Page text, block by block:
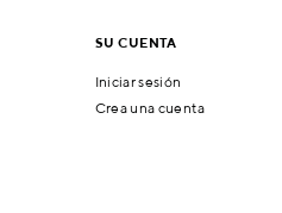
SU CUENTA
Iniciar sesión
Crea una cuenta